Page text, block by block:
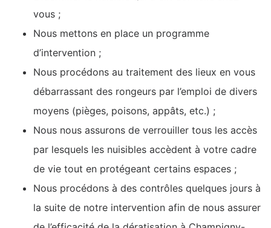
vous ;
Nous mettons en place un programme
d’intervention ;
Nous procédons au traitement des lieux en vous
débarrassant des rongeurs par l’emploi de divers
moyens (pièges, poisons, appâts, etc.) ;
Nous nous assurons de verrouiller tous les accès
par lesquels les nuisibles accèdent à votre cadre
de vie tout en protégeant certains espaces ;
Nous procédons à des contrôles quelques jours à
la suite de notre intervention afin de nous assurer